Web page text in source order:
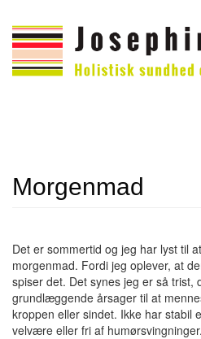
Morgenmad
Det er sommertid og jeg har lyst til
morgenmad. Fordi jeg oplever, at
spiser det. Det synes jeg er så trist,
grundlæggende årsager til at
kroppen eller sindet. Ikke har stabil
velvære eller fri af humørsvingninger.